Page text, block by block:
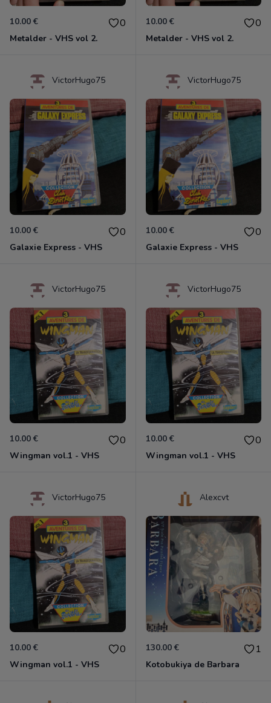
10.00 € 0
Metalder - VHS vol 2.
10.00 € 0
Metalder - VHS vol 2.
VictorHugo75
10.00 € 0
Galaxie Express - VHS
VictorHugo75
10.00 € 0
Galaxie Express - VHS
VictorHugo75
10.00 € 0
Wingman vol.1 - VHS
VictorHugo75
10.00 € 0
Wingman vol.1 - VHS
VictorHugo75
10.00 € 0
Wingman vol.1 - VHS
Alexcvt
130.00 € 1
Kotobukiya de Barbara